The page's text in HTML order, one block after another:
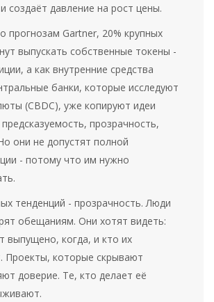
создаёт давление на рост цены.
прогнозам Gartner, 20% крупных
выпускать собственные токены -
а как внутренние средства
банки, которые исследуют
(CBDC), уже копируют идеи
прозрачность,
они не допустят полной
- потому что им нужно
тенденций - прозрачность. Люди
обещаниям. Они хотят видеть:
выпущено, когда, и кто их
Проекты, которые скрывают
доверие. Те, кто делает её